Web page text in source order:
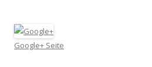
Google+ Seite